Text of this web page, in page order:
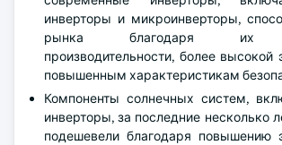
инверторы и микроинверторы,
рынка благодаря их
производительности, более высокой
повышенным характеристикам
Компоненты солнечных систем,
инверторы, за последние несколько
подешевели благодаря повышению